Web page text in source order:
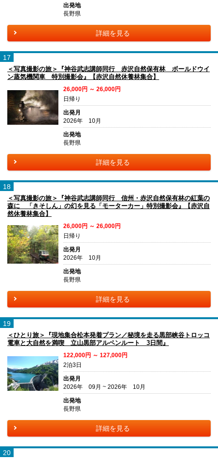
出発地
長野県
詳細を見る
17
＜写真撮影の旅＞『神谷武志講師同行 赤沢自然保有林 ボールドウイ
ン蒸気機関車 特別撮影会』【赤沢自然休養林集合】
26,000円 ～ 26,000円
日帰り
出発月
2026年 10月
出発地
長野県
詳細を見る
18
＜写真撮影の旅＞『神谷武志講師同行 信州・赤沢自然保有林の紅葉の
森に 「きそしん」の幻を見る「モーターカー」特別撮影会』【赤沢自
然休養林集合】
26,000円 ～ 26,000円
日帰り
出発月
2026年 10月
出発地
長野県
詳細を見る
19
＜ひとり旅＞『現地集合松本発着プラン／秘境を走る黒部峡谷トロッコ
電車と大自然を満喫 立山黒部アルペンルート 3日間』
122,000円 ～ 127,000円
2泊3日
出発月
2026年 09月 ~ 2026年 10月
出発地
長野県
詳細を見る
20